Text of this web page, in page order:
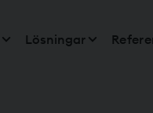
Lösningar